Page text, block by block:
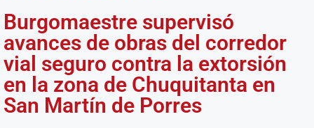
Burgomaestre supervisó
avances de obras del corredor
vial seguro contra la extorsión
en la zona de Chuquitanta en
San Martín de Porres